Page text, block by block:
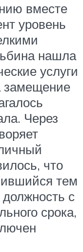
вместе
уровень
нашла
услуги
замещение
Через
что
тем
с
срока,